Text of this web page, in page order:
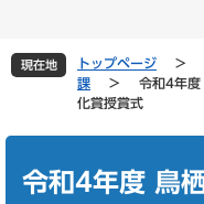
文
現在地 トップページ >
課
>
令和4年
化賞授賞式
令和4年度 鳥